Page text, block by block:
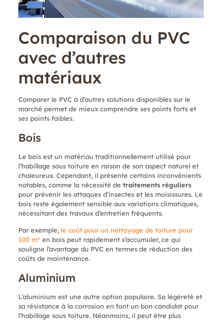
Comparaison du PVC
avec d’autres
matériaux
Comparer le PVC à d’autres solutions disponibles sur le
marché permet de mieux comprendre ses points forts et
ses points faibles.
Bois
Le bois est un matériau traditionnellement utilisé pour
l’habillage sous toiture en raison de son aspect naturel et
chaleureux. Cependant, il présente certains inconvénients
notables, comme la nécessité de traitements réguliers
pour prévenir les attaques d’insectes et les moisissures. Le
bois reste également sensible aux variations climatiques,
nécessitant des travaux d’entretien fréquents.
Par exemple, le coût pour un nettoyage de toiture pour
100 m² en bois peut rapidement s’accumuler, ce qui
souligne l’avantage du PVC en termes de réduction des
coûts de maintenance.
Aluminium
L’aluminium est une autre option populaire. Sa légèreté et
sa résistance à la corrosion en font un bon candidat pour
l’habillage sous toiture. Néanmoins, il peut être plus